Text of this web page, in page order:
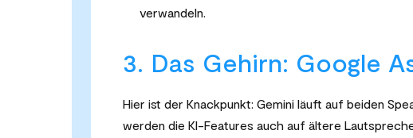
verwandeln.
3. Das Gehirn: Google
Hier ist der Knackpunkt: Gemini läuft auf beiden
werden die KI-Features auch auf ältere